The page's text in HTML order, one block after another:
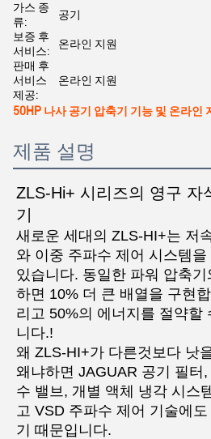
가스 종
류:
공기
보증 후
서비스:
온라인 지원
판매 후
서비스
제공:
온라인 지원
50HP 나사 공기 압축기 기능 및 온라인
제품 설명
ZLS-Hi+ 시리즈의 영구 자
기
새로운 세대의 ZLS-HI+는 저
와 이중 주파수 제어 시스템을
있습니다. 동일한 파워 압축기
하면 10% 더 큰 배열을 구현
리고 50%의 에너지를 절약할
니다.!
왜 ZLS-HI+가 다른것보다 낫
왜냐하면 JAGUAR 공기 필터,
수 밸브, 개별 액체 냉각 시스
고 VSD 주파수 제어 기술에도
기 때문입니다.